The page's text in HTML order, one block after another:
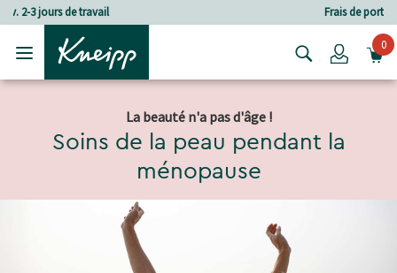
Passer au contenu principal
Passer au contenu du pied de page
Login0
La beauté n'a pas d'âge !
Soins de la peau pendant la
ménopause